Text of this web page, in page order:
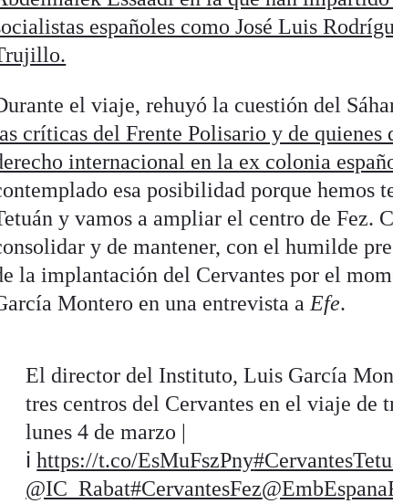
españoles como José Luis
el viaje, rehuyó la cuestión del
críticas del Frente Polisario y de
internacional en la ex colonia
esa posibilidad porque hemos
y vamos a ampliar el centro de Fez.
y de mantener, con el humilde
la implantación del Cervantes por el
Montero en una entrevista a Efe.
El director del Instituto, Luis García
tres centros del Cervantes en el viaje de
lunes 4 de marzo |
ℹ️https://t.co/EsMuFszPny
@IC_Rabat#CervantesFez